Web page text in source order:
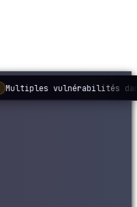
Multiples vulnérabilités